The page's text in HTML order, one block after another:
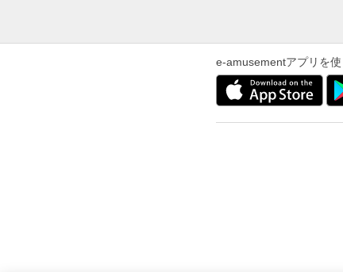
e-amusementアプリを